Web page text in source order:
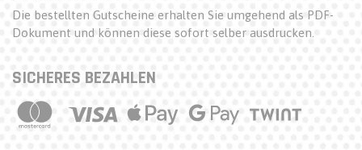
Die bestellten Gutscheine erhalten Sie umgehend als PDF-
Dokument und können diese sofort selber ausdrucken.
SICHERES BEZAHLEN